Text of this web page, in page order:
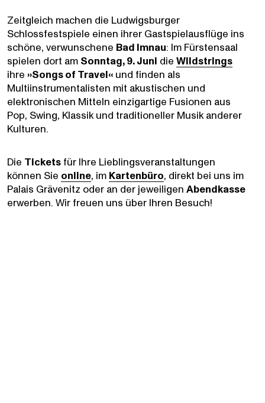
Zeitgleich machen die Ludwigsburger
Schlossfestspiele einen ihrer Gastspielausflüge ins
schöne, verwunschene Bad Imnau: Im Fürstensaal
spielen dort am Sonntag, 9. Juni die Wildstrings
ihre »Songs of Travel« und finden als
Multiinstrumentalisten mit akustischen und
elektronischen Mitteln einzigartige Fusionen aus
Pop, Swing, Klassik und traditioneller Musik anderer
Kulturen.
Die Tickets für Ihre Lieblingsveranstaltungen
können Sie online, im Kartenbüro, direkt bei uns im
Palais Grävenitz oder an der jeweiligen Abendkasse
erwerben. Wir freuen uns über Ihren Besuch!